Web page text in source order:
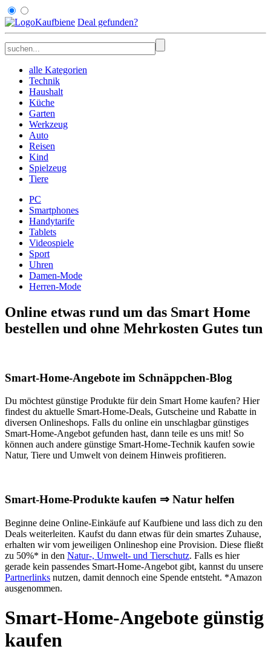
Kaufbiene Deal gefunden?
alle Kategorien
Technik
Haushalt
Küche
Garten
Werkzeug
Auto
Reisen
Kind
Spielzeug
Tiere
PC
Smartphones
Handytarife
Tablets
Videospiele
Sport
Uhren
Damen-Mode
Herren-Mode
Online etwas rund um das Smart Home
bestellen und ohne Mehrkosten Gutes tun
Smart-Home-Angebote im Schnäppchen-Blog
Du möchtest günstige Produkte für dein Smart Home kaufen? Hier
findest du aktuelle Smart-Home-Deals, Gutscheine und Rabatte in
diversen Onlineshops. Falls du online ein unschlagbar günstiges
Smart-Home-Angebot gefunden hast, dann teile es uns mit! So
können auch andere günstige Smart-Home-Technik kaufen sowie
Natur, Tiere und Umwelt von deinem Hinweis profitieren.
Smart-Home-Produkte kaufen ⇒ Natur helfen
Beginne deine Online-Einkäufe auf Kaufbiene und lass dich zu den
Deals weiterleiten. Kaufst du dann etwas für dein smartes Zuhause,
erhalten wir vom jeweiligen Onlineshop eine Provision. Diese fließt
zu 50%* in den Natur-, Umwelt- und Tierschutz. Falls es hier
gerade kein passendes Smart-Home-Angebot gibt, kannst du unsere
Partnerlinks nutzen, damit dennoch eine Spende entsteht. *Amazon
ausgenommen.
Smart-Home-Angebote günstig
kaufen